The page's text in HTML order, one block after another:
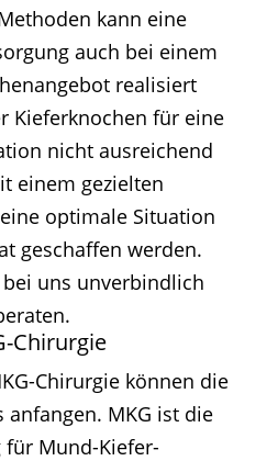
kann eine
auch bei einem
realisiert
Kieferknochen für eine
nicht ausreichend
einem gezielten
optimale Situation
geschaffen werden.
bei uns unverbindlich
Chirurgie
Chirurgie können die
anfangen. MKG ist die
für Mund-Kiefer-